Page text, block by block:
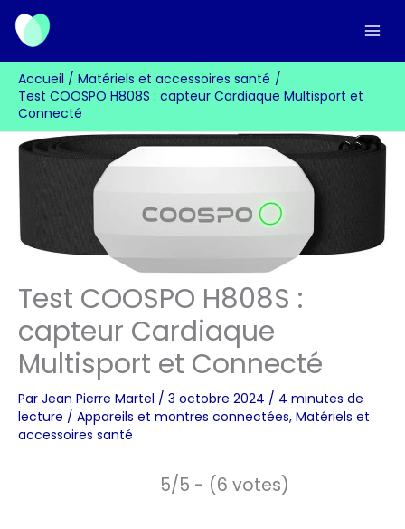
Aller
contenu
Accueil
Matériels et accessoires santé
Test COOSPO H808S : capteur Cardiaque Multisport et
Connecté
Test COOSPO H808S :
capteur Cardiaque
Multisport et Connecté
Par Jean Pierre Martel / 3 octobre 2024 / 4 minutes de
lecture / Appareils et montres connectées, Matériels et
accessoires santé
5/5 - (6 votes)